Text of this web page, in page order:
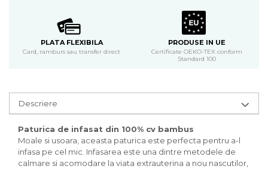
PLATA FLEXIBILA
Card, ramburs sau transfer direct
PRODUSE IN UE
Certificate OEKO-TEX conform
Standard 100
Descriere
Paturica de infasat din 100% cv bambus
Moale si usoara, aceasta paturica este perfecta pentru a-l
infasa pe cel mic. Infasarea este una dintre metodele de
calmare si acomodare la viata extrauterina a nou nascutilor,